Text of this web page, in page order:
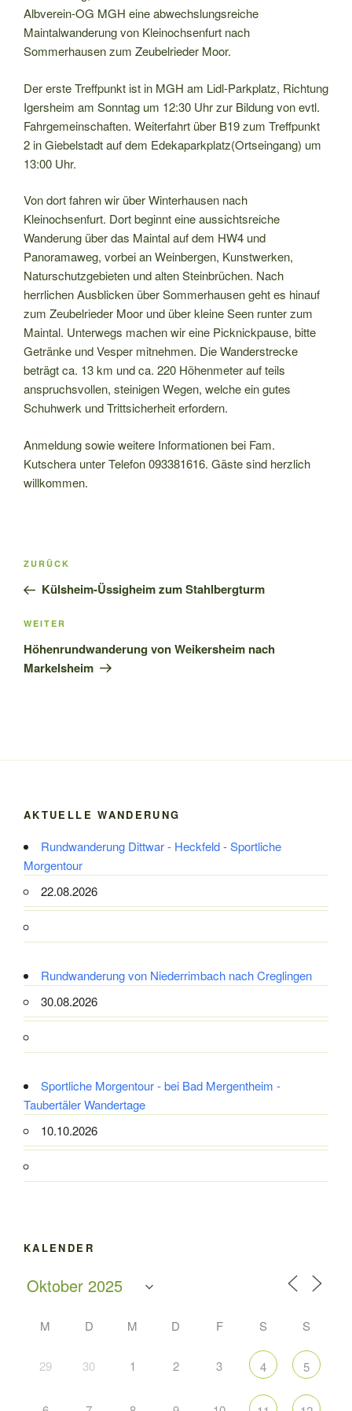
Albverein-OG MGH eine abwechslungsreiche
Maintalwanderung von Kleinochsenfurt nach
Sommerhausen zum Zeubelrieder Moor.
Der erste Treffpunkt ist in MGH am Lidl-Parkplatz, Richtung
Igersheim am Sonntag um 12:30 Uhr zur Bildung von evtl.
Fahrgemeinschaften. Weiterfahrt über B19 zum Treffpunkt
2 in Giebelstadt auf dem Edekaparkplatz(Ortseingang) um
13:00 Uhr.
Von dort fahren wir über Winterhausen nach
Kleinochsenfurt. Dort beginnt eine aussichtsreiche
Wanderung über das Maintal auf dem HW4 und
Panoramaweg, vorbei an Weinbergen, Kunstwerken,
Naturschutzgebieten und alten Steinbrüchen. Nach
herrlichen Ausblicken über Sommerhausen geht es hinauf
zum Zeubelrieder Moor und über kleine Seen runter zum
Maintal. Unterwegs machen wir eine Picknickpause, bitte
Getränke und Vesper mitnehmen. Die Wanderstrecke
beträgt ca. 13 km und ca. 220 Höhenmeter auf teils
anspruchsvollen, steinigen Wegen, welche ein gutes
Schuhwerk und Trittsicherheit erfordern.
Anmeldung sowie weitere Informationen bei Fam.
Kutschera unter Telefon 093381616. Gäste sind herzlich
willkommen.
Beitragsnavigation
Vorheriger
Beitrag
ZURÜCK
Külsheim-Üssigheim zum Stahlbergturm
Nächster
Beitrag
WEITER
Höhenrundwanderung von Weikersheim nach
Markelsheim
AKTUELLE WANDERUNG
Rundwanderung Dittwar - Heckfeld - Sportliche
Morgentour
22.08.2026
Rundwanderung von Niederrimbach nach Creglingen
30.08.2026
Sportliche Morgentour - bei Bad Mergentheim -
Taubertäler Wandertage
10.10.2026
KALENDER
M D M D F S S
29 30 1 2 3 4 5